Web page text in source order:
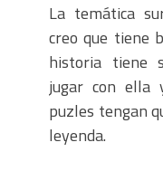
La temática
creo que tiene
historia tiene
jugar con ella
puzles tengan
leyenda.